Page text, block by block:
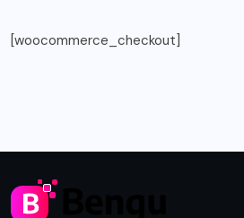
[woocommerce_checkout]